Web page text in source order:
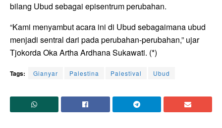
bilang Ubud sebagai episentrum perubahan.
“Kami menyambut acara ini di Ubud sebagaimana ubud
menjadi sentral dari pada perubahan-perubahan,” ujar
Tjokorda Oka Artha Ardhana Sukawati. (*)
Tags: Gianyar Palestina Palestival Ubud